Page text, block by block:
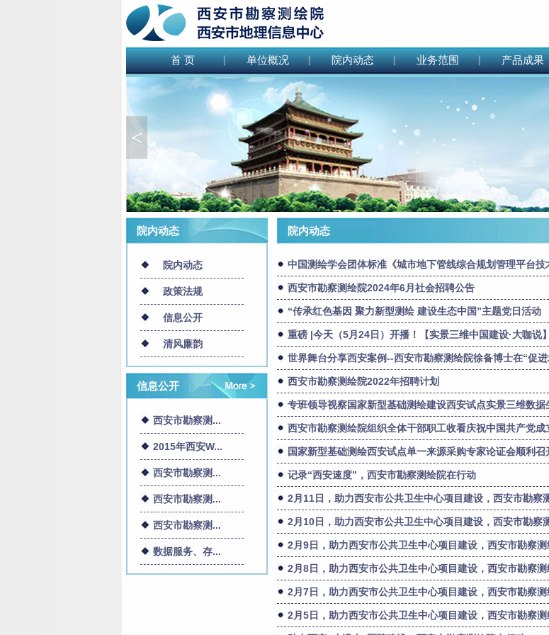
首 页 单位概况 院内动态 业务范围 产品成果
<
院内动态
院内动态
政策法规
信息公开
清风廉韵
信息公开
西安市勘察测...
2015年西安W...
西安市勘察测...
西安市勘察测...
西安市勘察测...
数据服务、存...
院内动态
中国测绘学会团体标准《城市地下管线综合规划管理平台
西安市勘察测绘院2024年6月社会招聘公告
“传承红色基因 聚力新型测绘 建设生态中国”主题党日活动
重磅 |今天（5月24日）开播！【实景三维中国建设·大咖说
世界舞台分享西安案例--西安市勘察测绘院徐备博士在“促
西安市勘察测绘院2022年招聘计划
专班领导视察国家新型基础测绘建设西安试点实景三维数据
西安市勘察测绘院组织全体干部职工收看庆祝中国共产党
国家新型基础测绘西安试点单一来源采购专家论证会顺利召
记录“西安速度”，西安市勘察测绘院在行动
2月11日，助力西安市公共卫生中心项目建设，西安市勘察
2月10日，助力西安市公共卫生中心项目建设，西安市勘察
2月9日，助力西安市公共卫生中心项目建设，西安市勘察
2月8日，助力西安市公共卫生中心项目建设，西安市勘察
2月7日，助力西安市公共卫生中心项目建设，西安市勘察
2月5日，助力西安市公共卫生中心项目建设，西安市勘察